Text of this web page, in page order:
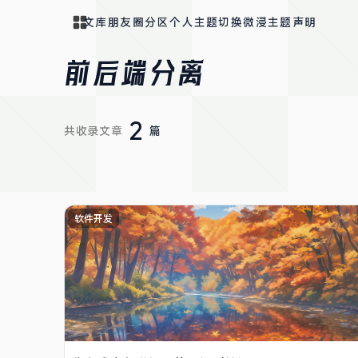
文库朋友圈分区个人主题切换微浸主题声明
前后端分离
共收录文章 2 篇
软件开发